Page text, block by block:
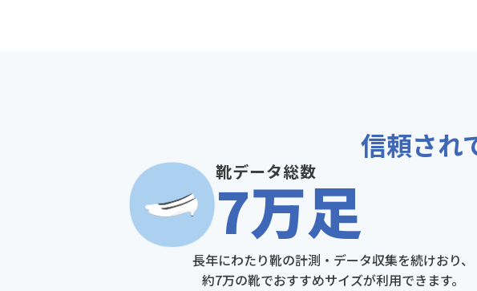
信頼され
靴データ総数
7万足
長年にわたり靴の計測・データ収集を続けおり、
約7万の靴でおすすめサイズが利用できます。